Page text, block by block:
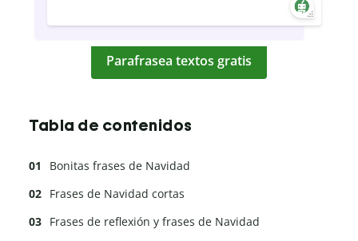
Parafrasea textos gratis
Tabla de contenidos
Bonitas frases de Navidad
Frases de Navidad cortas
Frases de reflexión y frases de Navidad